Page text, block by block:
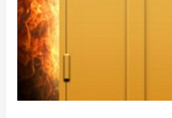
cửa
chống
cháy
hiện
nay